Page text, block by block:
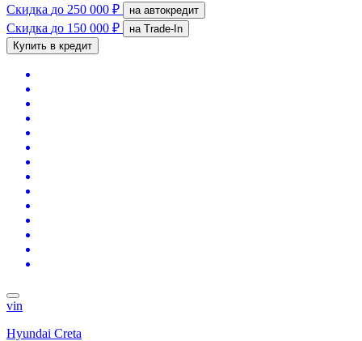
Скидка до 250 000 ₽ на автокредит
Скидка до 150 000 ₽
на Trade-In
Купить в кредит
vin
Hyundai Creta